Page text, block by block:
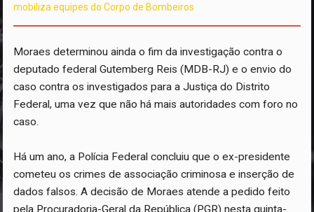
mobiliza equipes do Corpo de Bombeiros
Moraes determinou ainda o fim da investigação contra o
deputado federal Gutemberg Reis (MDB-RJ) e o envio do
caso contra os investigados para a Justiça do Distrito
Federal, uma vez que não há mais autoridades com foro no
caso.
Há um ano, a Polícia Federal concluiu que o ex-presidente
cometeu os crimes de associação criminosa e inserção de
dados falsos. A decisão de Moraes atende a pedido feito
pela Procuradoria-Geral da República (PGR) nesta quinta-